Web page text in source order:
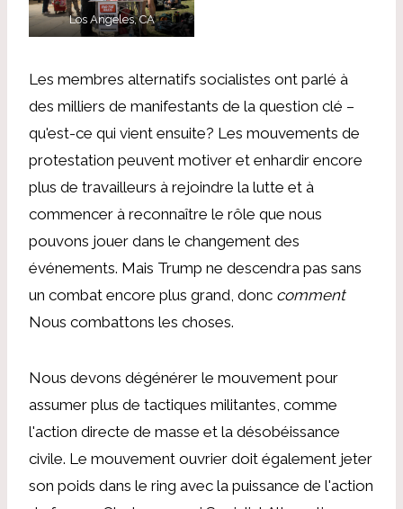
Los Angeles, CA
Les membres alternatifs socialistes ont parlé à
des milliers de manifestants de la question clé –
qu'est-ce qui vient ensuite? Les mouvements de
protestation peuvent motiver et enhardir encore
plus de travailleurs à rejoindre la lutte et à
commencer à reconnaître le rôle que nous
pouvons jouer dans le changement des
événements. Mais Trump ne descendra pas sans
un combat encore plus grand, donc comment
Nous combattons les choses.
Nous devons dégénérer le mouvement pour
assumer plus de tactiques militantes, comme
l'action directe de masse et la désobéissance
civile. Le mouvement ouvrier doit également jeter
son poids dans le ring avec la puissance de l'action